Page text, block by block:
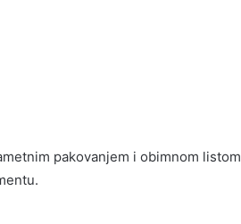
pakovanjem i obimnom listom